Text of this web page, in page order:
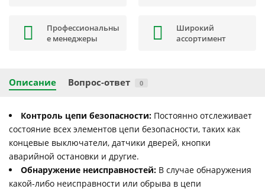
Профессиональны
е менеджеры
Широкий
ассортимент
Описание Вопрос-ответ 0
Контроль цепи безопасности: Постоянно отслеживает
состояние всех элементов цепи безопасности, таких как
концевые выключатели, датчики дверей, кнопки
аварийной остановки и другие.
Обнаружение неисправностей: В случае обнаружения
какой-либо неисправности или обрыва в цепи